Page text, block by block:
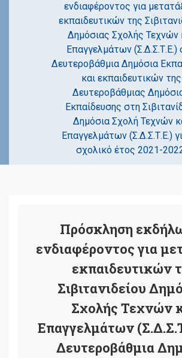
ενδιαφέροντος για
εκπαιδευτικών της
Δημόσιας Σχολής Τεχνών
Επαγγελμάτων (Σ.Δ.Σ.Τ.Ε.)
Δευτεροβάθμια Δημόσια
και εκπαιδευτικών της
Δευτεροβάθμιας
Εκπαίδευσης στη
Δημόσια Σχολή Τεχνών
Επαγγελμάτων (Σ.Δ.Σ.Τ.Ε.)
σχολικό έτος 2021-
Πρόσκληση
ενδιαφέροντος για
εκπαιδευτικών
Σιβιτανιδείου
Σχολής Τεχνών
Επαγγελμάτων
Δευτεροβάθμια